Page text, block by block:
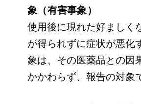
象（有害事象）
使用後に現れた好ましく
が得られずに症状が悪化
象は、その医薬品との因
かかわらず、報告の対象